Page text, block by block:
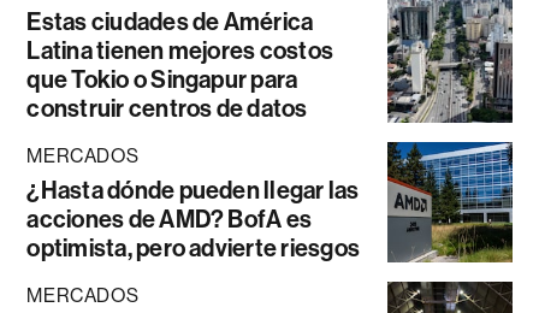
Estas ciudades de América
Latina tienen mejores costos
que Tokio o Singapur para
construir centros de datos
MERCADOS
¿Hasta dónde pueden llegar las
acciones de AMD? BofA es
optimista, pero advierte riesgos
MERCADOS